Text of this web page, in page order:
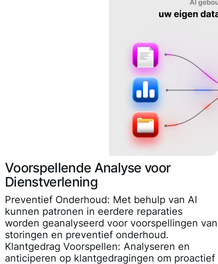
Voorspellende Analyse voor
Dienstverlening
Preventief Onderhoud: Met behulp van AI
kunnen patronen in eerdere reparaties
worden geanalyseerd voor voorspellingen van
storingen en preventief onderhoud.
Klantgedrag Voorspellen: Analyseren en
anticiperen op klantgedragingen om proactief